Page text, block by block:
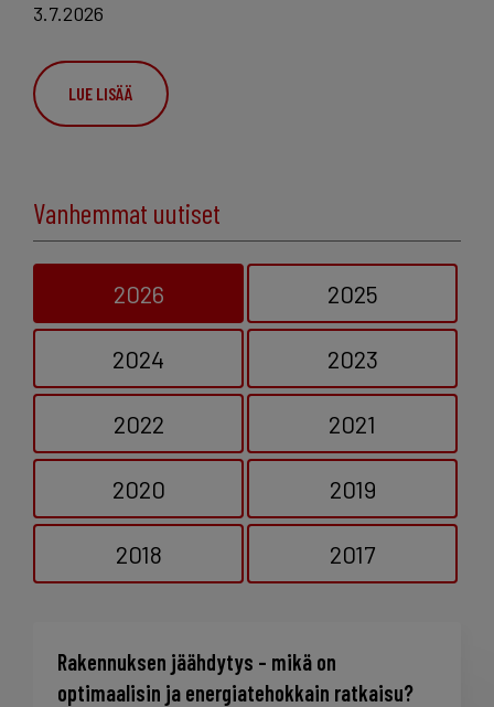
3.7.2026
LUE LISÄÄ
Vanhemmat uutiset
2026 2025
2024 2023
2022 2021
2020 2019
2018 2017
Rakennuksen jäähdytys – mikä on
optimaalisin ja energiatehokkain ratkaisu?